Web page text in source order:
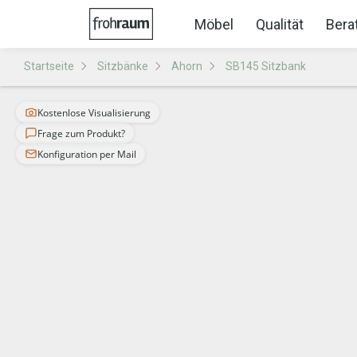
Möbel Qualität
Startseite Sitzbänke Ahorn SB145 Sitzbank
Kostenlose Visualisierung
Frage zum Produkt?
Konfiguration per Mail